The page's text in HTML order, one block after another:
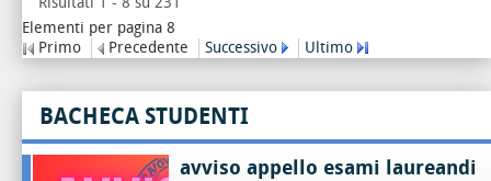
Elementi per pagina 8
Primo
Precedente Successivo Ultimo
BACHECA STUDENTI
avviso appello esami laureandi